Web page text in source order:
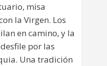
misa
la Virgen. Los
en camino, y la
por las
Una tradición